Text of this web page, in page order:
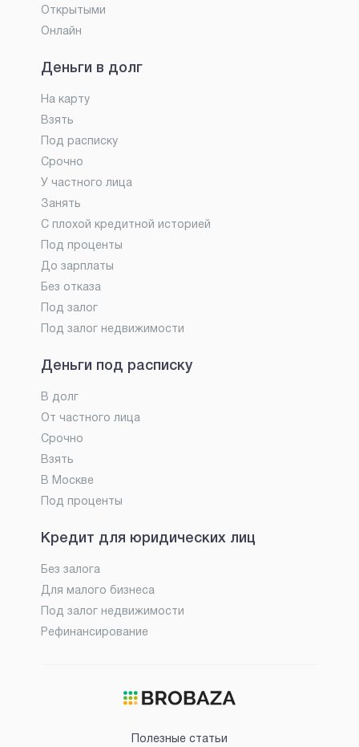
Открытыми
Онлайн
Деньги в долг
На карту
Взять
Под расписку
Срочно
У частного лица
Занять
С плохой кредитной историей
Под проценты
До зарплаты
Без отказа
Под залог
Под залог недвижимости
Деньги под расписку
В долг
От частного лица
Срочно
Взять
В Москве
Под проценты
Кредит для юридических лиц
Без залога
Для малого бизнеса
Под залог недвижимости
Рефинансирование
Полезные статьи